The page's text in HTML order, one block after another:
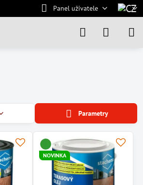
Panel uživatele
Parametry
NOVINKA